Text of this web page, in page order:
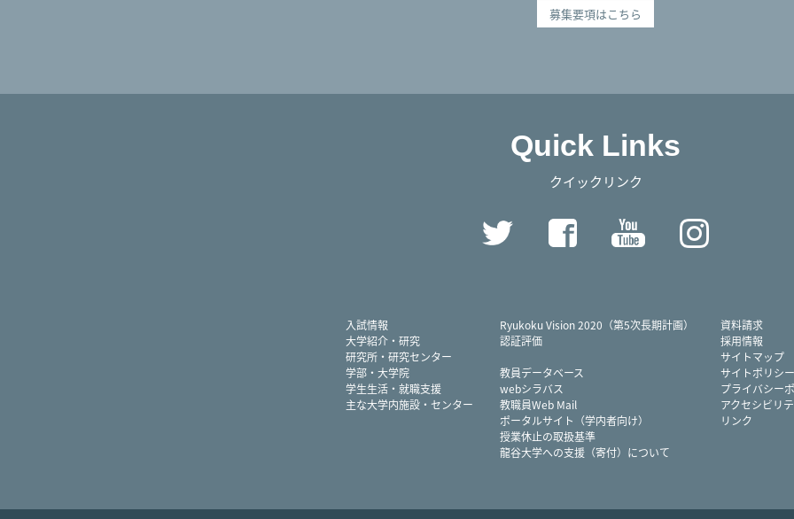
募集要項はこちら
Quick Links
クイックリンク
Twitter FacebookYouTube
入試情報
大学紹介・研究
研究所・研究センター
学部・大学院
学生生活・就職支援
主な大学内施設・センター
Ryukoku Vision 2020（第5次長期計画）
認証評価
教員データベース
webシラバス
教職員Web Mail
ポータルサイト（学内者向け）
授業休止の取扱基準
龍谷大学への支援（寄付）について
資料請求
採用情報
サイトマップ
サイトポリシー
プライバシー
アクセシビリ
リンク